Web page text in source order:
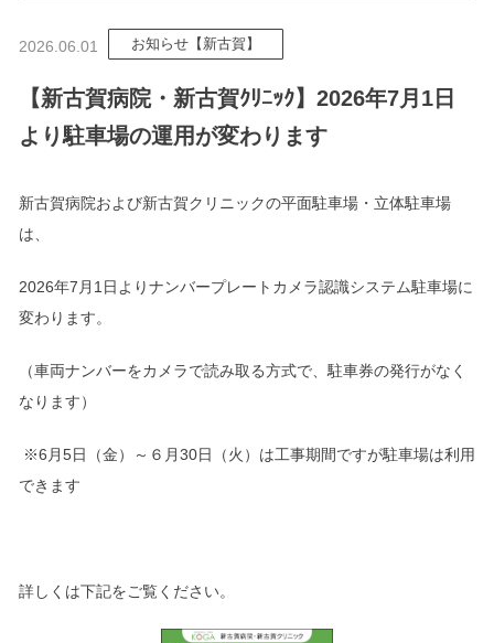
2026.06.01 お知らせ【新古賀】
【新古賀病院・新古賀ｸﾘﾆｯｸ】2026年7月1日
より駐車場の運用が変わります
新古賀病院および新古賀クリニックの平面駐車場・立体駐車場
は、
2026年7 月 1 日よりナンバープレートカメラ認識システム駐車場に
変わります。
（車両ナンバーをカメラで読み取る方式で、駐車券の発行がなく
なります）
※6 月5日（金）～６月30日（火）は工事期間ですが駐車場は利用
できます
詳しくは下記をご覧ください。